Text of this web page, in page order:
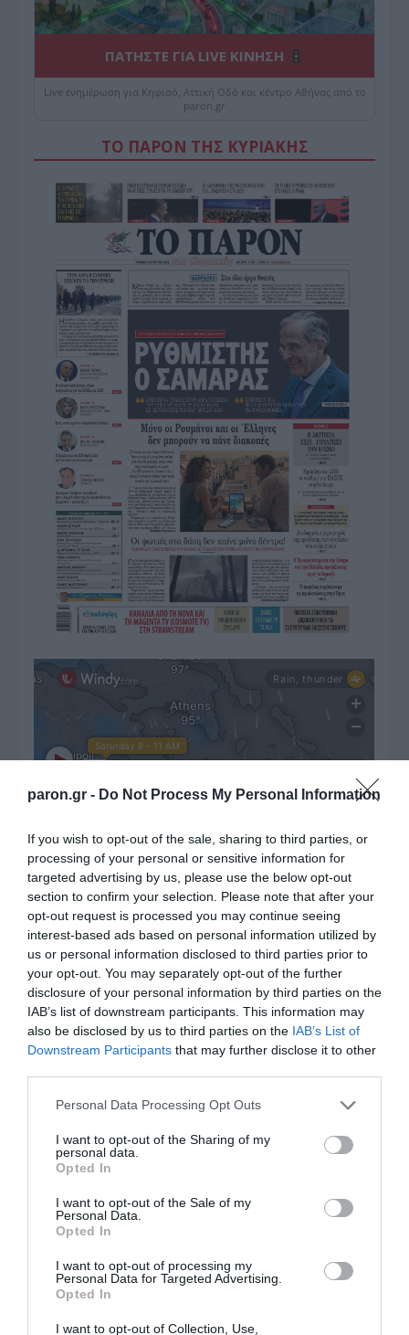
paron.gr - Do Not Process My Personal Information
If you wish to opt-out of the sale, sharing to third parties, or
processing of your personal or sensitive information for
targeted advertising by us, please use the below opt-out
section to confirm your selection. Please note that after your
opt-out request is processed you may continue seeing
interest-based ads based on personal information utilized by
us or personal information disclosed to third parties prior to
your opt-out. You may separately opt-out of the further
disclosure of your personal information by third parties on the
IAB’s list of downstream participants. This information may
also be disclosed by us to third parties on the IAB’s List of
Downstream Participants that may further disclose it to other
Please note that this website/app uses one or more Google
not limited to your visit or usage behaviour. You may click to
grant or deny consent to Google and its third-party tags to
use your data for below specified purposes in below Google
consent section.
Personal Data Processing Opt Outs
I want to opt-out of the Sharing of my
personal data.
Opted In
I want to opt-out of the Sale of my
Personal Data.
Opted In
I want to opt-out of processing my
Personal Data for Targeted Advertising.
Opted In
I want to opt-out of Collection, Use,
ΠΑΤΗΣΤΕ ΓΙΑ LIVE ΚΙΝΗΣΗ
Live ενημέρωση για Κηφισό, Αττική Οδό και κέντρο Αθήνας από το
paron.gr
ΤΟ ΠΑΡΟΝ ΤΗΣ ΚΥΡΙΑΚΗΣ
ΔΙΑΒΑΣΤΕ ΚΑΙ ΤΑ ΠΑΡΑΚΑΤΩ
Ο καιρός των επομένων ημερών: Κανονικός
Αύγουστος με δυνατούς βοριάδες και σταδιακή
άνοδο της θερμοκρασίας
Ορθόδοξοι υπάρχουν και στα Βαλκάνια, κύριοι του
ΥΠΕΞ!
Το φαρμακείο των διακοπών: Ο πλήρης οδηγός για
ασφαλείς εξορμήσεις και τα απαραίτητα Πρώτων
Βοηθειών
Ήλιος και μάτια: Ο αόρατος κίνδυνος του
ΤΟ ΒΙΒΛΙΟ ΣΤΟ “Π”